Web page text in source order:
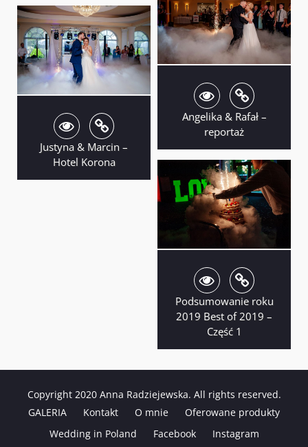
Angelika & Rafał –
reportaż
Justyna & Marcin –
Hotel Korona
Podsumowanie roku
2019 Best of 2019 –
Część 1
Copyright 2020 Anna Radziejewska. All rights reserved.
GALERIA
Kontakt O mnie
Oferowane produkty
Wedding in Poland
Facebook Instagram